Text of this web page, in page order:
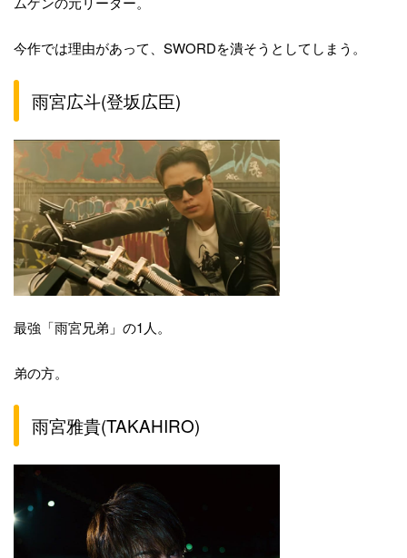
今作では理由があって、SWORDを潰そうとしてしまう。
雨宮広斗(登坂広臣)
最強「雨宮兄弟」の1人。
弟の方。
雨宮雅貴(TAKAHIRO)